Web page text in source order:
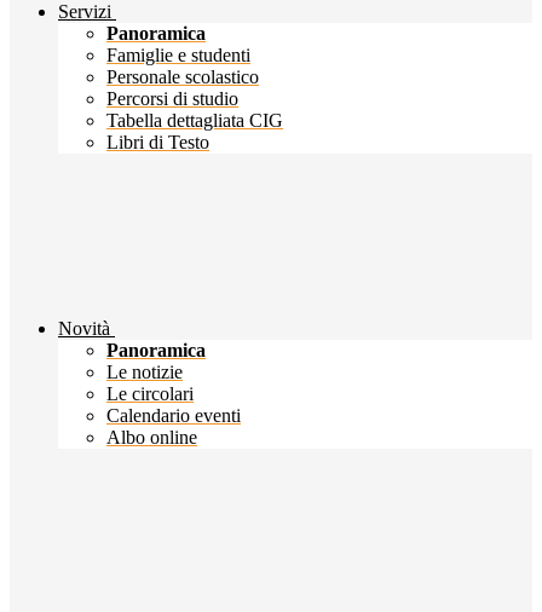
Servizi
Panoramica
Famiglie e studenti
Personale scolastico
Percorsi di studio
Tabella dettagliata CIG
Libri di Testo
Novità
Panoramica
Le notizie
Le circolari
Calendario eventi
Albo online